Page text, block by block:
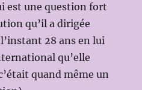
est une question fort
qu’il a dirigée
28 ans en lui
qu’elle
quand même un